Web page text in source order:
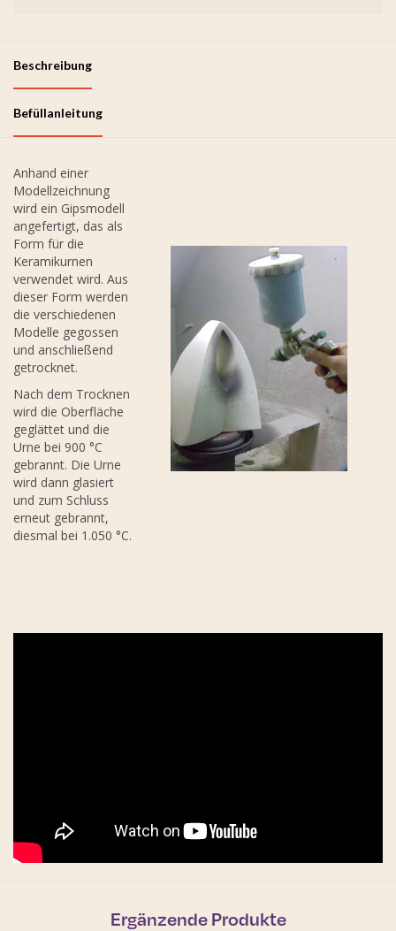
Beschreibung
Befüllanleitung
Anhand einer
Modellzeichnung
wird ein Gipsmodell
angefertigt, das als
Form für die
Keramikurnen
verwendet wird. Aus
dieser Form werden
die verschiedenen
Modelle gegossen
und anschließend
getrocknet.
Nach dem Trocknen
wird die Oberfläche
geglättet und die
Urne bei 900 °C
gebrannt. Die Urne
wird dann glasiert
und zum Schluss
erneut gebrannt,
diesmal bei 1.050 °C.
Ergänzende Produkte